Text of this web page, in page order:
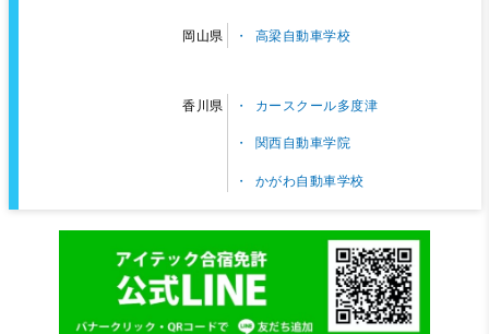
岡山県 高梁自動車学校
香川県 カースクール多度津
関西自動車学院
かがわ自動車学校